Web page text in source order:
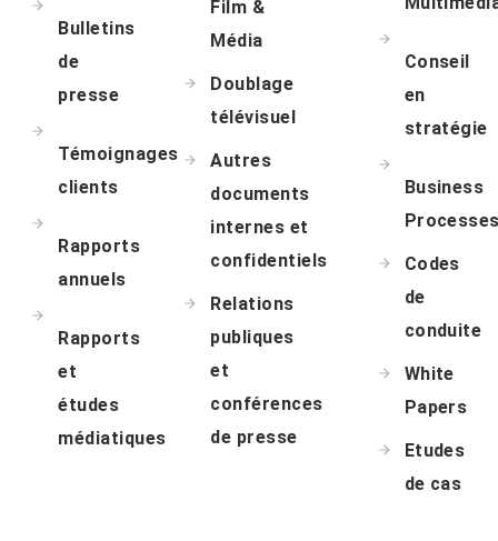
Bulletins
de
presse
Témoignages
clients
Rapports
annuels
Rapports
et
études
médiatiques
Film &
Média
Doublage
télévisuel
Autres
documents
internes et
confidentiels
Relations
publiques
et
conférences
de presse
Conseil
en
stratégie
Business
Codes
de
conduite
White
Papers
Etudes
de cas